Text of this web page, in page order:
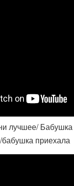
лучшее/ Бабушка
приехала